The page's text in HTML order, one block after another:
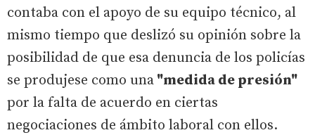
contaba con el apoyo de su equipo técnico, al
mismo tiempo que deslizó su opinión sobre la
posibilidad de que esa denuncia de los policías
se produjese como una "medida de presión"
por la falta de acuerdo en ciertas
negociaciones de ámbito laboral con ellos.